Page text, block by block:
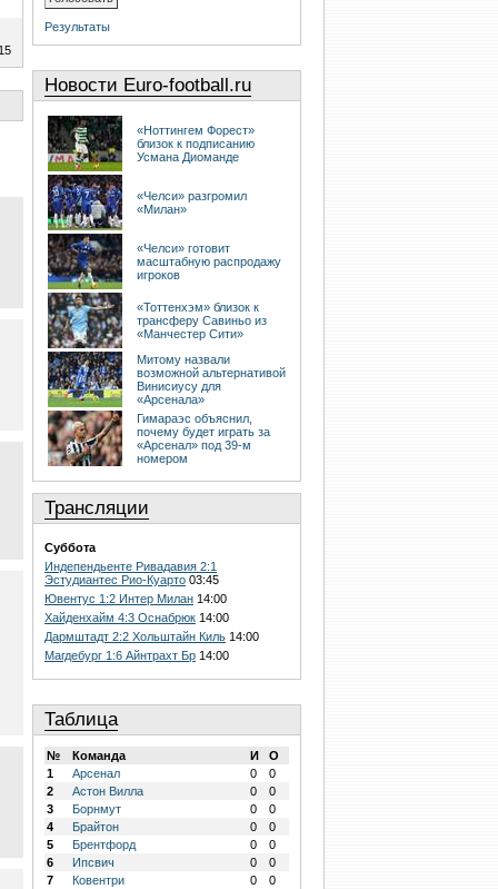
Результаты
Новости Euro-football.ru
«Ноттингем Форест»
близок к подписанию
Усмана Диоманде
«Челси» разгромил
«Милан»
«Челси» готовит
масштабную распродажу
игроков
«Тоттенхэм» близок к
трансферу Савиньо из
«Манчестер Сити»
Митому назвали
возможной альтернативой
Винисиусу для
«Арсенала»
Гимараэс объяснил,
почему будет играть за
«Арсенал» под 39-м
номером
Трансляции
Суббота
Индепендьенте Ривадавия 2:1
Эстудиантес Рио-Куарто 03:45
Ювентус 1:2 Интер Милан 14:00
Хайденхайм 4:3 Оснабрюк 14:00
Дармштадт 2:2 Хольштайн Киль 14:00
Магдебург 1:6 Айнтрахт Бр 14:00
Таблица
№ Команда И
О
1
Арсенал 0
0
2
Астон Вилла 0
0
3
Борнмут 0
0
4
Брайтон 0
0
5
Брентфорд 0
0
6
Ипсвич 0
0
7
Ковентри 0
0